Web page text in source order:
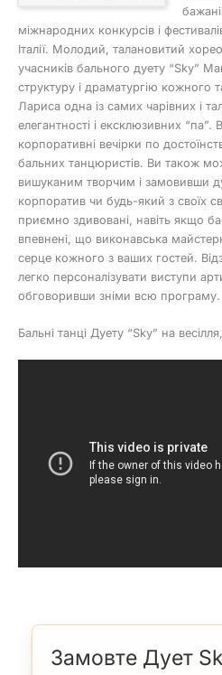
бажані
міжнародних конкурсів і
Італії. Молодий, талановитий
учасників бального дуету “Sky”
структуру і драматургію кожного
Лариса одна із самих чарівних і
елегантності і ексклюзивних “па”.
корпоративні вечірки по
бальних танцюристів. Ви також
вишуканим творчим і замовивши
корпоратив чи будь-який з своїх
приємно здивовані, навіть якщо
впевнені, що виконавська
серце кожного з ваших гостей.
легко персоналізувати виступи
обговоривши зніми всю програму.
Бальні танці Дуету “Sky” на
Замовте Дует